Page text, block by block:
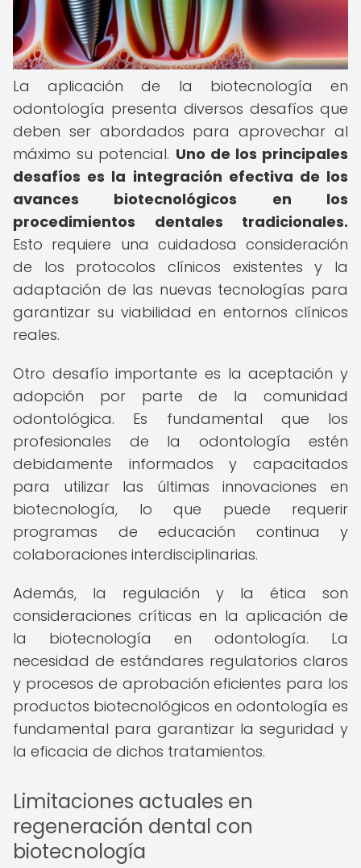
La aplicación de la biotecnología en
odontología presenta diversos desafíos que
deben ser abordados para aprovechar al
máximo su potencial. Uno de los principales
desafíos es la integración efectiva de los
avances biotecnológicos en los
procedimientos dentales tradicionales.
Esto requiere una cuidadosa consideración
de los protocolos clínicos existentes y la
adaptación de las nuevas tecnologías para
garantizar su viabilidad en entornos clínicos
reales.
Otro desafío importante es la aceptación y
adopción por parte de la comunidad
odontológica. Es fundamental que los
profesionales de la odontología estén
debidamente informados y capacitados
para utilizar las últimas innovaciones en
biotecnología, lo que puede requerir
programas de educación continua y
colaboraciones interdisciplinarias.
Además, la regulación y la ética son
consideraciones críticas en la aplicación de
la biotecnología en odontología. La
necesidad de estándares regulatorios claros
y procesos de aprobación eficientes para los
productos biotecnológicos en odontología es
fundamental para garantizar la seguridad y
la eficacia de dichos tratamientos.
Limitaciones actuales en
regeneración dental con
biotecnología